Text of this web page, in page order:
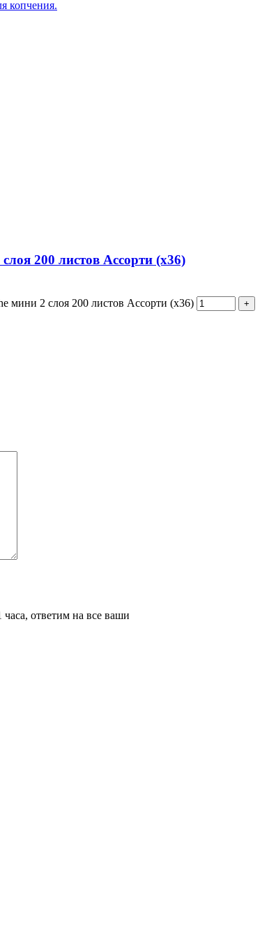
копчения.
ответим на все ваши
200 листов Ассорти (х36)
мини 2 слоя 200 листов Ассорти (х36)